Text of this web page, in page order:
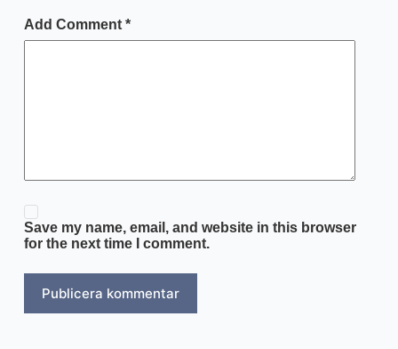
Add Comment*
Save my name, email, and website in this browser
for the next time I comment.
Publicera kommentar